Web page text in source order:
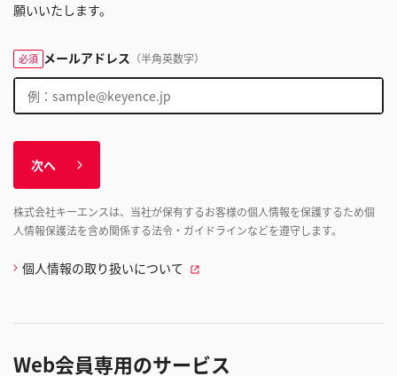
願いいたします。
必須 メールアドレス （半角英数字）
次へ
株式会社キーエンスは、当社が保有するお客様の個人情報を保護するため個
人情報保護法を含め関係する法令・ガイドラインなどを遵守します。
個人情報の取り扱いについて
Web会員専用のサービス